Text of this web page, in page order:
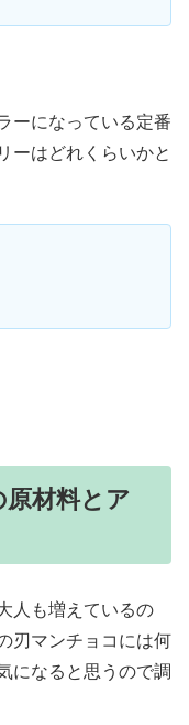
ーになっている定番
ーはどれくらいかと
材料とア
人も増えているの
刃マンチョコには何
になると思うので調